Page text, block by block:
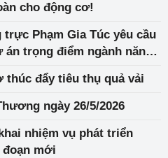
cho động cơ!
Phạm Gia Túc yêu cầu
án trọng điểm ngành năng
thúc đẩy tiêu thụ quả vải
ngày 26/5/2026
nhiệm vụ phát triển
mới